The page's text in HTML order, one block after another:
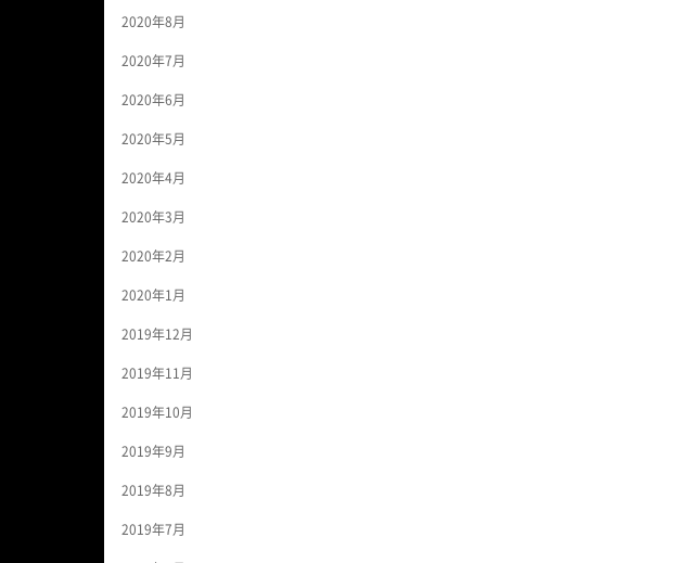
2020年8月
2020年7月
2020年6月
2020年5月
2020年4月
2020年3月
2020年2月
2020年1月
2019年12月
2019年11月
2019年10月
2019年9月
2019年8月
2019年7月